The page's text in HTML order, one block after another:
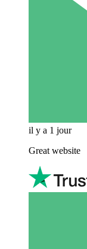
il y a 1 jour
Great website